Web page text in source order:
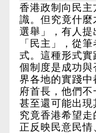
香港政制向民
識。但究竟什
選舉」，有人
「民主」，從
式。這種形式
個制度是成功
界各地的實踐
府首長，他們
甚至還可能出現
究竟香港希望
正反映民意民